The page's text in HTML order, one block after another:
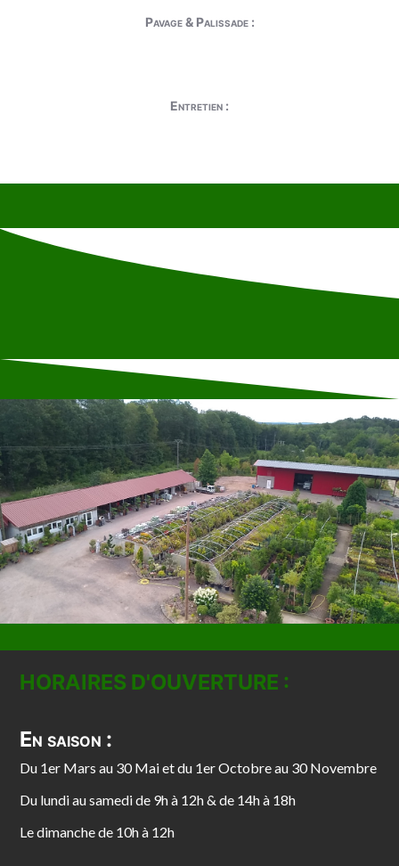
Pavage & Palissade :
Entretien :
HORAIRES D'OUVERTURE :
En saison :
Du 1er Mars au 30 Mai et du 1er Octobre au 30 Novembre
Du lundi au samedi de 9h à 12h & de 14h à 18h
Le dimanche de 10h à 12h